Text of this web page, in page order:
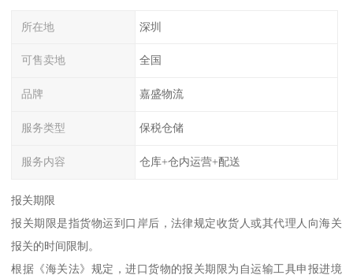
所在地 深圳
可售卖地 全国
品牌 嘉盛物流
服务类型 保税仓储
服务内容 仓库+仓内运营+配送
报关期限
报关期限是指货物运到口岸后，法律规定收货人或其代理人向海关
报关的时间限制。
根据《海关法》规定，进口货物的报关期限为自运输工具申报进境